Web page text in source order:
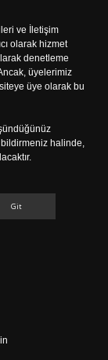
ve İletişim
olarak hizmet
denetleme
üyelerimiz
üye olarak bu
halinde,